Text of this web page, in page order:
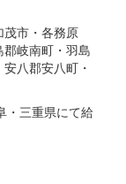
市・各務原
岐南町・羽島
八郡安八町・
・三重県にて給